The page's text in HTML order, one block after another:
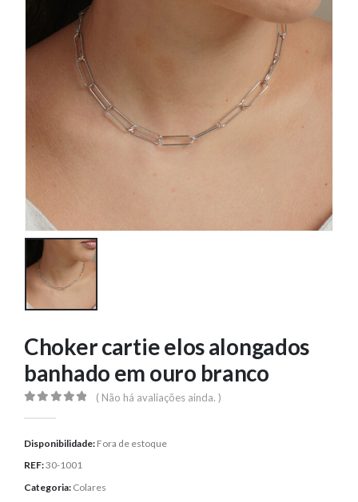
Choker cartie elos alongados
banhado em ouro branco
( Não há avaliações ainda. )
Disponibilidade: Fora de estoque
REF:30-1001
Categoria: Colares